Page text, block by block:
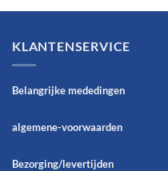
KLANTENSERVICE
Belangrijke mededingen
algemene-voorwaarden
Bezorging/levertijden